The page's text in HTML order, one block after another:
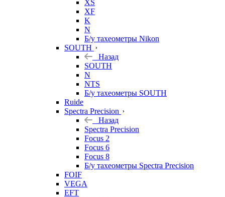
XS
XF
K
N
Б/у тахеометры Nikon
SOUTH
Назад
SOUTH
N
NTS
Б/у тахеометры SOUTH
Ruide
Spectra Precision
Назад
Spectra Precision
Focus 2
Focus 6
Focus 8
Б/у тахеометры Spectra Precision
FOIF
VEGA
EFT